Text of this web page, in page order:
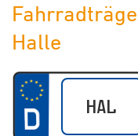
Halle